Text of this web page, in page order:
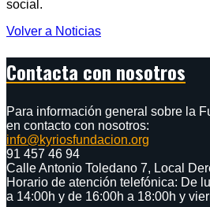
social.
Volver a Noticias
Contacta con nosotros
Para información general sobre la
en contacto con nosotros:
info@kyriosfundacion.org
91 457 46 94
Calle Antonio Toledano 7, Local
Horario de atención telefónica: De
a 14:00h y de 16:00h a 18:00h y